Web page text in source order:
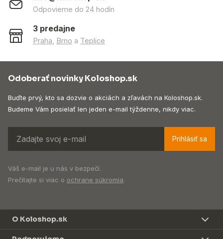
Odpovieme do 24 hodín
3 predajne
Praha Brno a Teplice
Odoberať novinky Koloshop.sk
Buďte prvý, kto sa dozvie o akciách a zľavách na Koloshop.sk.
Budeme Vám posielať len jeden e-mail týždenne, nikdy viac.
Prihlásiť sa
Váš e-mail je u nás v bezpečí.
Prečítajte si viac o ochrane súkromia.
O Koloshop.sk